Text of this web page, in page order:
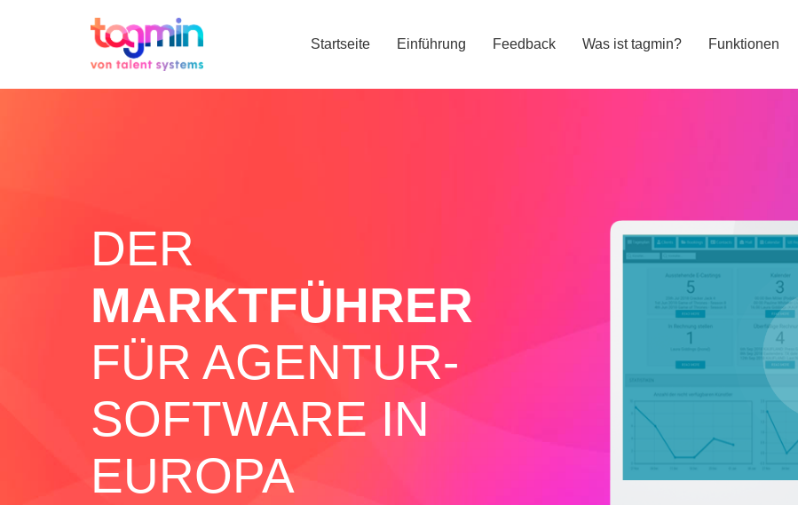
Startseite Einführung Feedback Was ist tagmin? Funktionen
DER
MARKTFÜHRER
FÜR AGENTUR-
SOFTWARE IN
EUROPA